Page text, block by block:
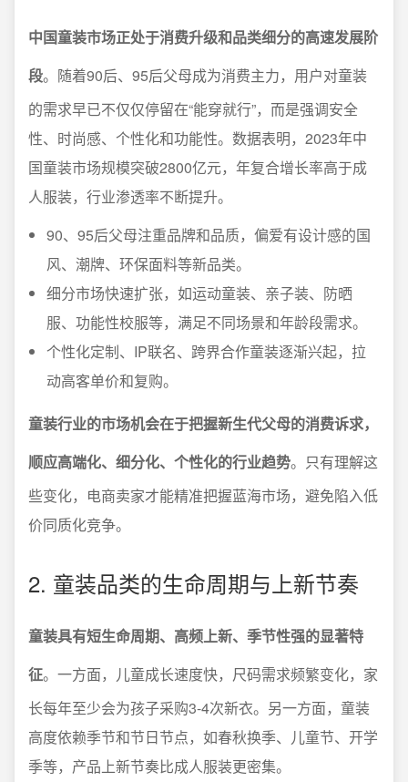
中国童装市场正处于消费升级和品类细分的高速发展阶
段。随着90后、95后父母成为消费主力，用户对童装
的需求早已不仅仅停留在“能穿就行”，而是强调安全
性、时尚感、个性化和功能性。数据表明，2023年中
国童装市场规模突破2800亿元，年复合增长率高于成
人服装，行业渗透率不断提升。
90、95后父母注重品牌和品质，偏爱有设计感的国
风、潮牌、环保面料等新品类。
细分市场快速扩张，如运动童装、亲子装、防晒
服、功能性校服等，满足不同场景和年龄段需求。
个性化定制、IP联名、跨界合作童装逐渐兴起，拉
动高客单价和复购。
童装行业的市场机会在于把握新生代父母的消费诉求，
顺应高端化、细分化、个性化的行业趋势。只有理解这
些变化，电商卖家才能精准把握蓝海市场，避免陷入低
价同质化竞争。
2. 童装品类的生命周期与上新节奏
童装具有短生命周期、高频上新、季节性强的显著特
征。一方面，儿童成长速度快，尺码需求频繁变化，家
长每年至少会为孩子采购3-4次新衣。另一方面，童装
高度依赖季节和节日节点，如春秋换季、儿童节、开学
季等，产品上新节奏比成人服装更密集。